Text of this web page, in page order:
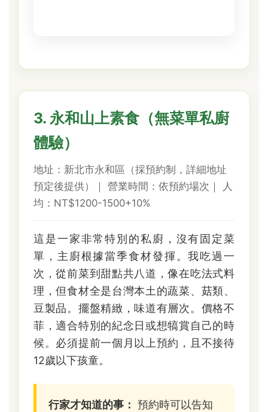
3. 永和山上素食（無菜單私廚
體驗）
地址：新北市永和區（採預約制，詳細地址
預定後提供）｜ 營業時間：依預約場次｜ 人
均：NT$1200-1500+10%
這是一家非常特別的私廚，沒有固定菜
單，主廚根據當季食材發揮。我吃過一
次，從前菜到甜點共八道，像在吃法式料
理，但食材全是台灣本土的蔬菜、菇類、
豆製品。擺盤精緻，味道有層次。價格不
菲，適合特別的紀念日或想犒賞自己的時
候。必須提前一個月以上預約，且不接待
12歲以下孩童。
行家才知道的事： 預約時可以告知